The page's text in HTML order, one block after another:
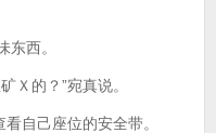
西。
Ｘ的？”宛真说。
自己座位的安全带。